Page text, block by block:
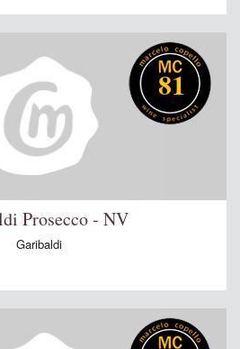
81
Prosecco - NV
Garibaldi